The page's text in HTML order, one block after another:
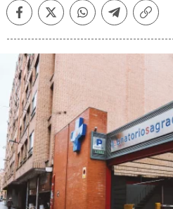
FacebookTwitterWhatsappTelegramCopiar